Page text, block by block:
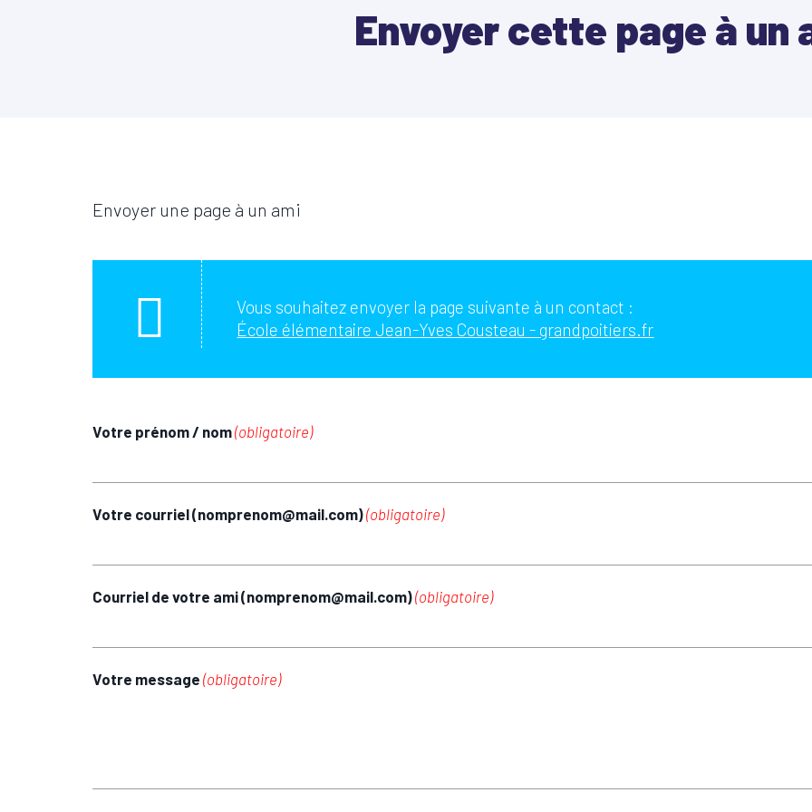
Envoyer cette page à un
Envoyer une page à un ami
Vous souhaitez envoyer la page suivante à un contact :
École élémentaire Jean-Yves Cousteau - grandpoitiers.fr
Votre prénom / nom(obligatoire)
Votre courriel (nomprenom@mail.com)(obligatoire)
Courriel de votre ami (nomprenom@mail.com)(obligatoire)
Votre message (obligatoire)